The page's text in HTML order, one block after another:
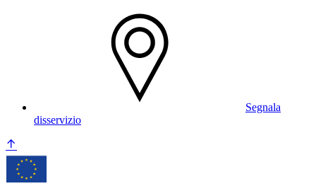
Segnala
disservizio